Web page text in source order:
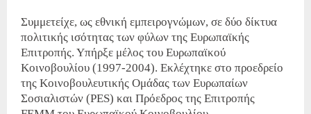
Συμμετείχε, ως εθνική εμπειρογνώμων, σε δύο δίκτυα
πολιτικής ισότητας των φύλων της Ευρωπαϊκής
Επιτροπής. Υπήρξε μέλος του Ευρωπαϊκού
Κοινοβουλίου (1997-2004). Εκλέχτηκε στο προεδρείο
της Κοινοβουλευτικής Ομάδας των Ευρωπαίων
Σοσιαλιστών (PES) και Πρόεδρος της Επιτροπής